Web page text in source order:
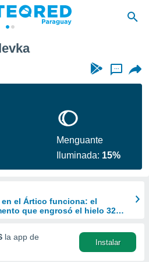
...
Menguante
Iluminada: 15%
el Ártico funciona: el
que engrosó el hielo 32
la app de
Instalar